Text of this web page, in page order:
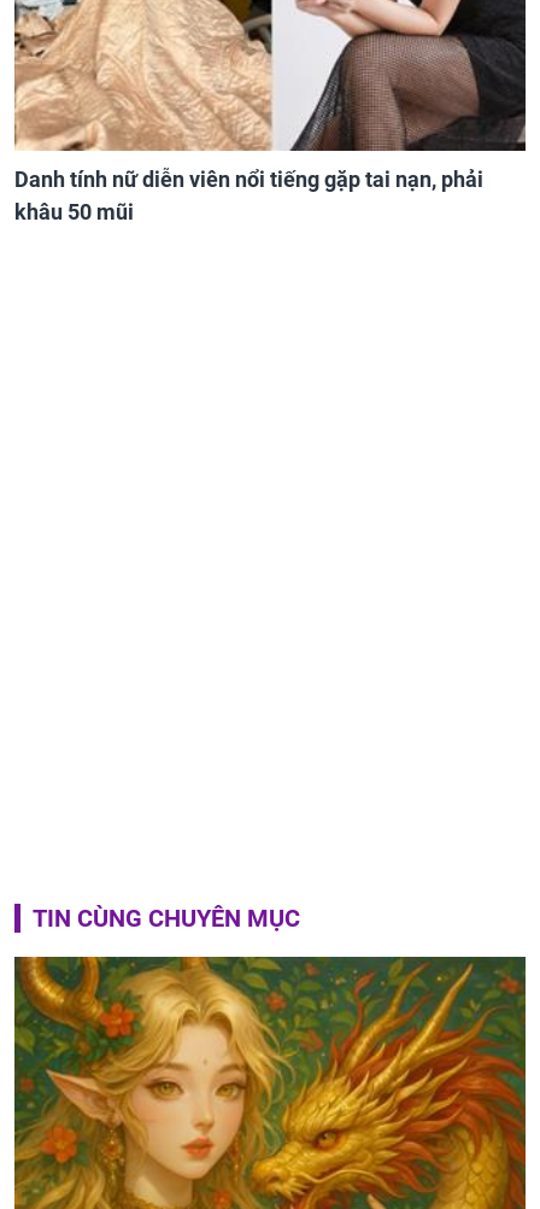
Danh tính nữ diễn viên nổi tiếng gặp tai nạn, phải
khâu 50 mũi
TIN CÙNG CHUYÊN MỤC